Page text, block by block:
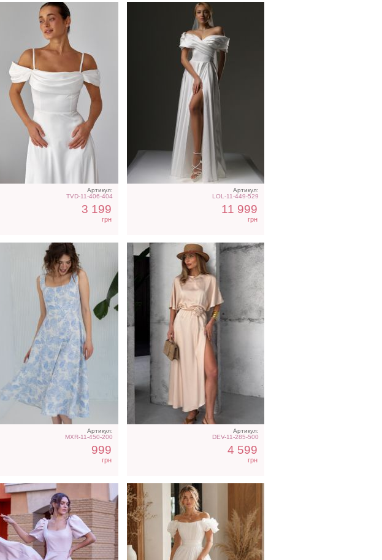
Артикул:
TVD-11-406-404
3 199
грн
Артикул:
LOL-11-449-529
11 999
грн
Летнее светлое
натуральное платье миди
в цветочный принт
Артикул:
MXR-11-450-200
999
грн
Трендовое шелковое
платье в бежевом цвете
Артикул:
DEV-11-285-500
4 599
грн
Элегантное бежевое
платье с рукавами
фонариками
Длинное свадебное белое
пышное платье с
отрытыми плечами